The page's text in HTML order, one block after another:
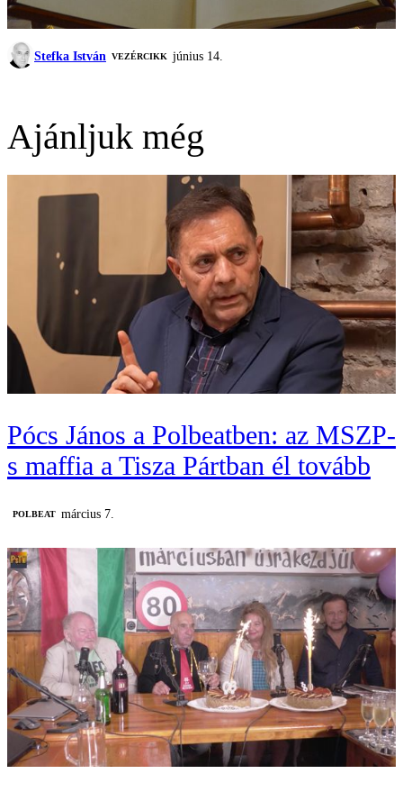
Stefka István VEZÉRCIKK június 14.
Ajánljuk még
Pócs János a Polbeatben: az MSZP-
s maffia a Tisza Pártban él tovább
‎POLBEAT március 7.